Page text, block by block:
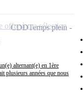
alternant(e) en 1ère
plusieurs années que nous
CDDTemps plein
offre à ma sélection